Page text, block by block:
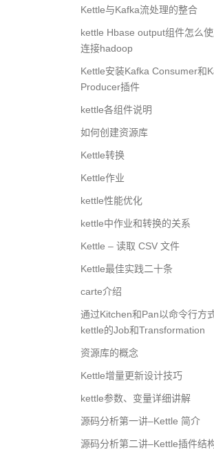
Kettle与Kafka流处理的整合
kettle Hbase output组件怎么
连接hadoop
Kettle安装Kafka Consumer和
Producer插件
kettle各组件说明
如何创建资源库
Kettle转换
Kettle作业
kettle性能优化
kettle中作业和转换的关系
Kettle – 读取 CSV 文件
Kettle最佳实践二十条
carte介绍
通过Kitchen和Pan以命令行方
kettle的Job和Transformation
资源库的概念
Kettle增量更新设计技巧
kettle参数、变量详细讲解
源码分析第一讲–Kettle 简介
源码分析第二讲–Kettle插件结